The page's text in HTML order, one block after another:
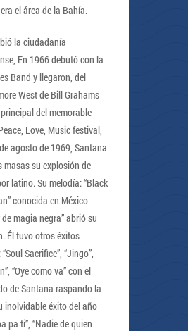
el área de la Bahía.
la ciudadanía
En 1966 debutó con la
Band y llegaron, del
West de Bill Grahams
del memorable
Love, Music festival,
agosto de 1969, Santana
masas su explosión de
latino. Su melodía: “Black
conocida en México
magia negra” abrió su
Él tuvo otros éxitos
Sacrifice”, “Jingo”,
“Oye como va” con el
de Santana raspando la
inolvidable éxito del año
pa ti”, “Nadie de quien